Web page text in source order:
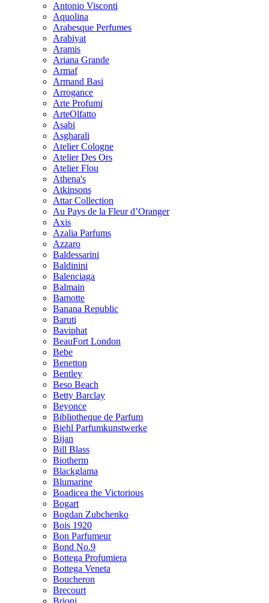
Antonio Visconti
Aquolina
Arabesque Perfumes
Arabiyat
Aramis
Ariana Grande
Armaf
Armand Basi
Arrogance
Arte Profumi
ArteOlfatto
Asabi
Asgharali
Atelier Cologne
Atelier Des Ors
Atelier Flou
Athena's
Atkinsons
Attar Collection
Au Pays de la Fleur d’Oranger
Axis
Azalia Parfums
Azzaro
Baldessarini
Baldinini
Balenciaga
Balmain
Bamotte
Banana Republic
Baruti
Baviphat
BeauFort London
Bebe
Benetton
Bentley
Beso Beach
Betty Barclay
Beyonce
Bibliotheque de Parfum
Biehl Parfumkunstwerke
Bijan
Bill Blass
Biotherm
Blackglama
Blumarine
Boadicea the Victorious
Bogart
Bogdan Zubchenko
Bois 1920
Bon Parfumeur
Bond No.9
Bottega Profumiera
Bottega Veneta
Boucheron
Brecourt
Brioni